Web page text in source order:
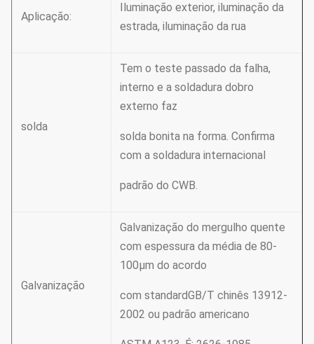
Aplicação:
Iluminação exterior, iluminação da
estrada, iluminação da rua
solda
Tem o teste passado da falha,
interno e a soldadura dobro
externo faz
solda bonita na forma. Confirma
com a soldadura internacional
padrão do CWB.
Galvanização
Galvanização do mergulho quente
com espessura da média de 80-
100µm do acordo
com standardGB/T chinês 13912-
2002 ou padrão americano